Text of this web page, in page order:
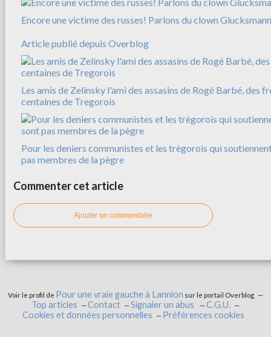
Encore une victime des russes! Parlons du clown Glucksmann
Article publié depuis Overblog
Les amis de Zelinsky l'ami des assasins de Rogé Barbé, des
centaines de Tregorois
Pour les deniers communistes et les trègorois qui
pas membres de la pègre
Commenter cet article
Ajouter un commentaire
Voir le profil de Pour une vraie gauche à Lannion sur le portail Overblog
Top articles Contact Signaler un abus
C.G.U.
Cookies et données personnelles
Préférences cookies